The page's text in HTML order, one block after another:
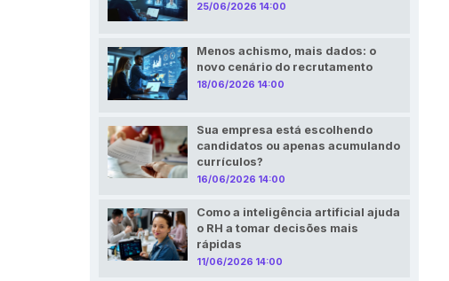
25/06/2026 14:00
Menos achismo, mais dados: o
novo cenário do recrutamento
18/06/2026 14:00
Sua empresa está escolhendo
candidatos ou apenas acumulando
currículos?
16/06/2026 14:00
Como a inteligência artificial ajuda
o RH a tomar decisões mais
rápidas
11/06/2026 14:00